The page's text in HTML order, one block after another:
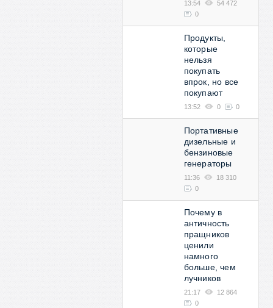
13:54
54 472
0
Продукты,
которые
нельзя
покупать
впрок, но все
покупают
13:52 0 0
Портативные
дизельные и
бензиновые
генераторы
11:36
18 310
0
Почему в
античность
пращников
ценили
намного
больше, чем
лучников
21:17
12 864
0